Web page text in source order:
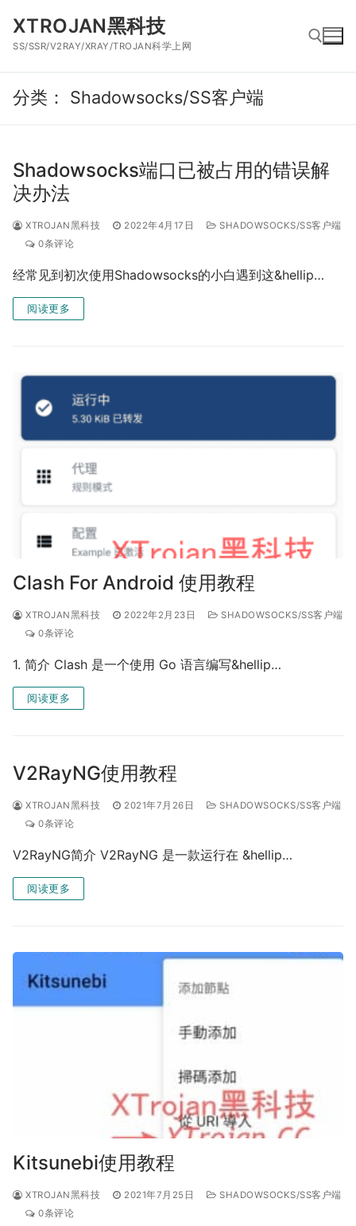
XTROJAN黑科技
SS/SSR/V2RAY/XRAY/TROJAN科学上网
搜索：
分类： Shadowsocks/SS客户端
Shadowsocks端口已被占用的错误解
决办法
XTROJAN黑科技 2022年4月17日
SHADOWSOCKS/SS客户端
0条评论
经常见到初次使用Shadowsocks的小白遇到这&hellip…
阅读更多
Clash For Android 使用教程
XTROJAN黑科技 2022年2月23日
SHADOWSOCKS/SS客户端
0条评论
1. 简介 Clash 是一个使用 Go 语言编写&hellip…
阅读更多
V2RayNG使用教程
XTROJAN黑科技 2021年7月26日
SHADOWSOCKS/SS客户端
0条评论
V2RayNG简介 V2RayNG 是一款运行在 &hellip…
阅读更多
Kitsunebi使用教程
XTROJAN黑科技 2021年7月25日
SHADOWSOCKS/SS客户端
0条评论